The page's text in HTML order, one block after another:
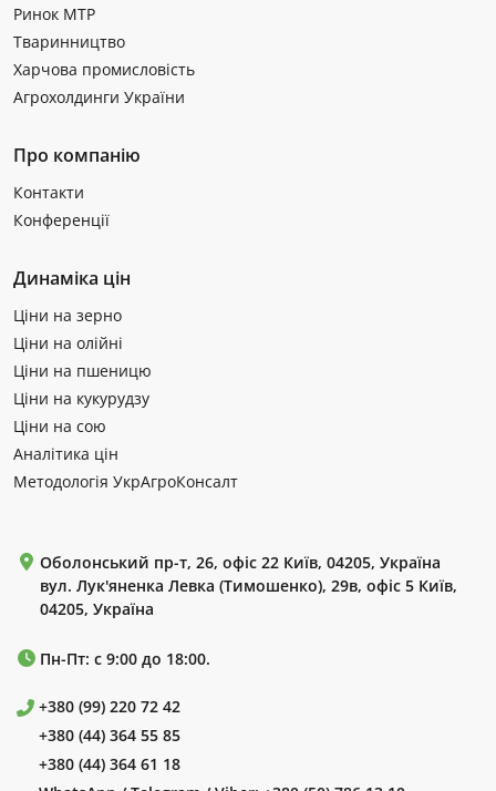
Ринок МТР
Тваринництво
Харчова промисловість
Агрохолдинги України
Про компанію
Контакти
Конференції
Динаміка цін
Ціни на зерно
Ціни на олійні
Ціни на пшеницю
Ціни на кукурудзу
Ціни на сою
Аналітика цін
Методологія УкрАгроКонсалт
Оболонський пр-т, 26, офіс 22 Київ, 04205, Україна
вул. Лук'яненка Левка (Тимошенко), 29в, офіс 5 Київ,
04205, Україна
Пн-Пт: с 9:00 до 18:00.
+380 (99) 220 72 42
+380 (44) 364 55 85
+380 (44) 364 61 18